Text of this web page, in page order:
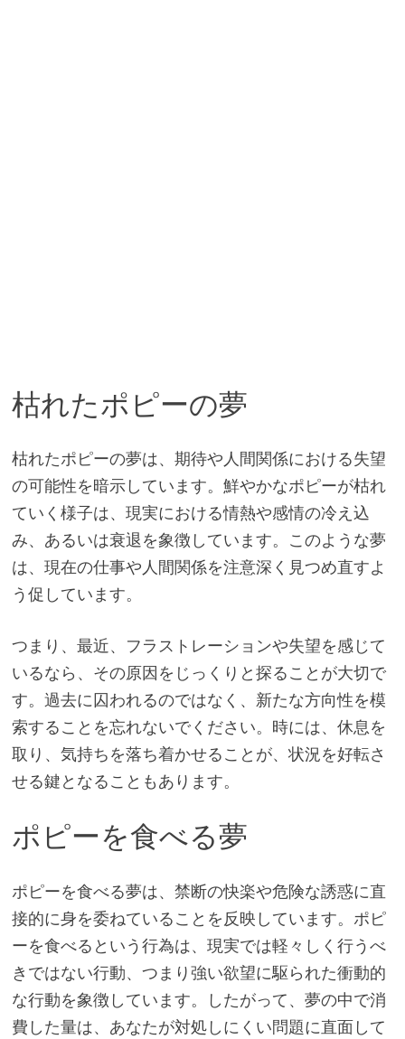
枯れたポピーの夢
枯れたポピーの夢は、期待や人間関係における失望
の可能性を暗示しています。鮮やかなポピーが枯れ
ていく様子は、現実における情熱や感情の冷え込
み、あるいは衰退を象徴しています。このような夢
は、現在の仕事や人間関係を注意深く見つめ直すよ
う促しています。
つまり、最近、フラストレーションや失望を感じて
いるなら、その原因をじっくりと探ることが大切で
す。過去に囚われるのではなく、新たな方向性を模
索することを忘れないでください。時には、休息を
取り、気持ちを落ち着かせることが、状況を好転さ
せる鍵となることもあります。
ポピーを食べる夢
ポピーを食べる夢は、禁断の快楽や危険な誘惑に直
接的に身を委ねていることを反映しています。ポピ
ーを食べるという行為は、現実では軽々しく行うべ
きではない行動、つまり強い欲望に駆られた衝動的
な行動を象徴しています。したがって、夢の中で消
費した量は、あなたが対処しにくい問題に直面して